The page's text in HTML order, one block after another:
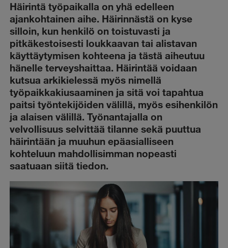
Häirintä työpaikalla on yhä edelleen
ajankohtainen aihe. Häirinnästä on kyse
silloin, kun henkilö on toistuvasti ja
pitkäkestoisesti loukkaavan tai alistavan
käyttäytymisen kohteena ja tästä aiheutuu
hänelle terveyshaittaa. Häirintää voidaan
kutsua arkikielessä myös nimellä
työpaikkakiusaaminen ja sitä voi tapahtua
paitsi työntekijöiden välillä, myös esihenkilön
ja alaisen välillä. Työnantajalla on
velvollisuus selvittää tilanne sekä puuttua
häirintään ja muuhun epäasialliseen
kohteluun mahdollisimman nopeasti
saatuaan siitä tiedon.